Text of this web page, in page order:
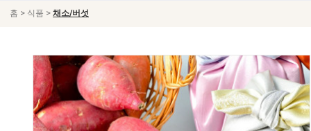
홈 > 식품 > 채소/버섯